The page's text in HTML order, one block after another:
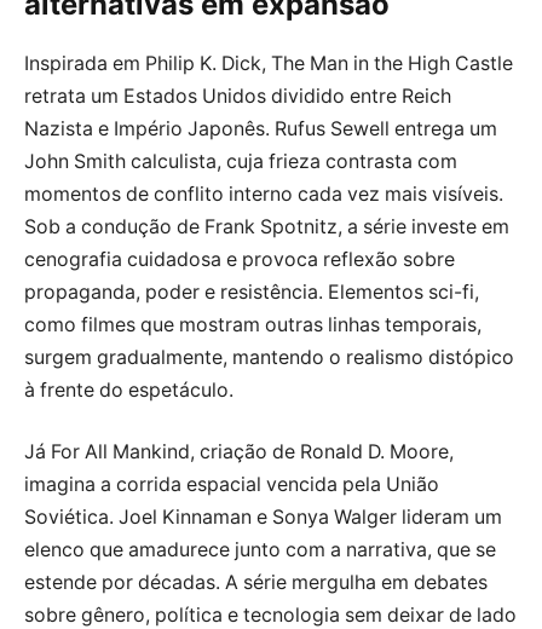
Inspirada em Philip K. Dick, The Man in the High Castle
retrata um Estados Unidos dividido entre Reich
Nazista e Império Japonês. Rufus Sewell entrega um
John Smith calculista, cuja frieza contrasta com
momentos de conflito interno cada vez mais visíveis.
Sob a condução de Frank Spotnitz, a série investe em
cenografia cuidadosa e provoca reflexão sobre
propaganda, poder e resistência. Elementos sci-fi,
como filmes que mostram outras linhas temporais,
surgem gradualmente, mantendo o realismo distópico
à frente do espetáculo.
Já For All Mankind, criação de Ronald D. Moore,
imagina a corrida espacial vencida pela União
Soviética. Joel Kinnaman e Sonya Walger lideram um
elenco que amadurece junto com a narrativa, que se
estende por décadas. A série mergulha em debates
sobre gênero, política e tecnologia sem deixar de lado